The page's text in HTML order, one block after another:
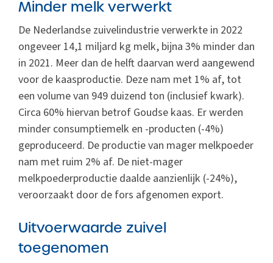
Minder melk verwerkt
De Nederlandse zuivelindustrie verwerkte in 2022
ongeveer 14,1 miljard kg melk, bijna 3% minder dan
in 2021. Meer dan de helft daarvan werd aangewend
voor de kaasproductie. Deze nam met 1% af, tot
een volume van 949 duizend ton (inclusief kwark).
Circa 60% hiervan betrof Goudse kaas. Er werden
minder consumptiemelk en -producten (-4%)
geproduceerd. De productie van mager melkpoeder
nam met ruim 2% af. De niet-mager
melkpoederproductie daalde aanzienlijk (-24%),
veroorzaakt door de fors afgenomen export.
Uitvoerwaarde zuivel
toegenomen